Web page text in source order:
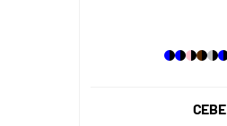
CEBE